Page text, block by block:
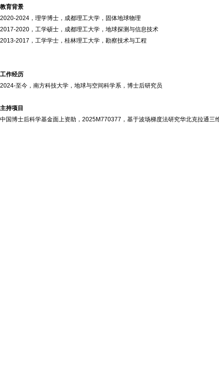
教育背景
2020-2024，理学博士，成都理工大学，固体地球物理
2017-2020，工学硕士，成都理工大学，地球探测与信息技术
2013-2017，工学学士，桂林理工大学，勘察技术与工程
工作经历
2024-至今，南方科技大学，地球与空间科学系，博士后研究员
主持项目
中国博士后科学基金面上资助，2025M770377，基于波场梯度法研究华北克拉通